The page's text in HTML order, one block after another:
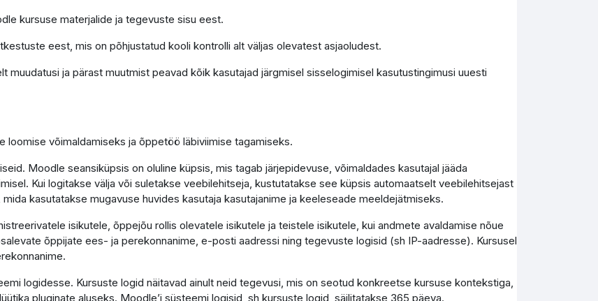
kursuse materjalide ja tegevuste sisu eest.
eest, mis on põhjustatud kooli kontrolli alt väljas olevatest asjaoludest.
muudatusi ja pärast muutmist peavad kõik kasutajad järgmisel sisselogimisel kasutustingimusi uuesti
loomise võimaldamiseks ja õppetöö läbiviimise tagamiseks.
Moodle seansiküpsis on oluline küpsis, mis tagab järjepidevuse, võimaldades kasutajal jääda
Kui logitakse välja või suletakse veebilehitseja, kustutatakse see küpsis automaatselt veebilehitsejast
kasutatakse mugavuse huvides kasutaja kasutajanime ja keeleseade meeldejätmiseks.
isikutele, õppejõu rollis olevatele isikutele ja teistele isikutele, kui andmete avaldamise nõue
õppijate ees- ja perekonnanime, e-posti aadressi ning tegevuste logisid (sh IP-aadresse). Kursusel
logidesse. Kursuste logid näitavad ainult neid tegevusi, mis on seotud konkreetse kursuse kontekstiga,
pluginate aluseks. Moodle’i süsteemi logisid, sh kursuste logid, säilitatakse 365 päeva.